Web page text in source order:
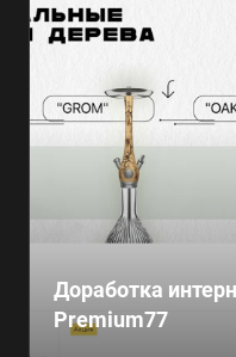
Доработка
Premium77